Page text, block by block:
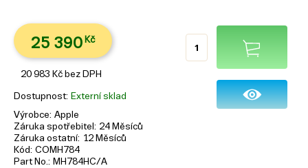
25 390 Kč
20 983 Kč bez DPH
Dostupnost Externí sklad
Výrobce Apple
Záruka spotřebitel
24 Měsíců
Záruka ostatní 12 Měsíců
Kód COMH784
Part No.
MH784HC/A